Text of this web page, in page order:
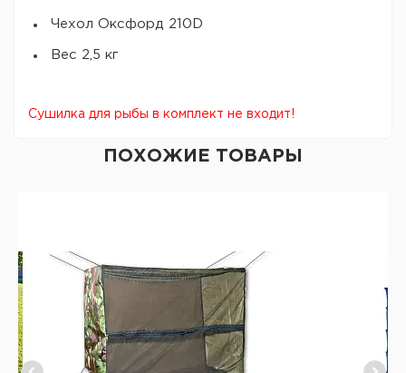
Чехол Оксфорд 210D
Вес 2,5 кг
Сушилка для рыбы в комплект не входит!
ПОХОЖИЕ ТОВАРЫ